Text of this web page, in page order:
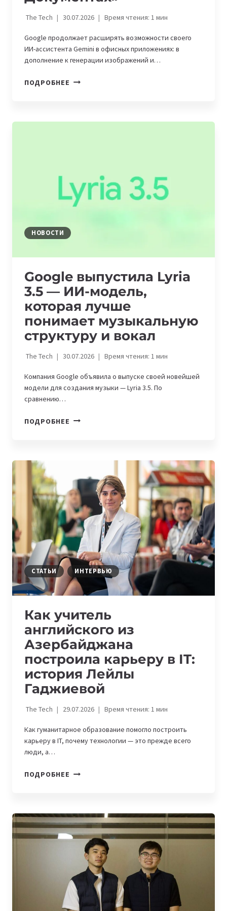
The Tech 30.07.2026 Время чтения: 1мин
Google продолжает расширять возможности своего
ИИ-ассистента Gemini в офисных приложениях: в
дополнение к генерации изображений и…
ПОДРОБНЕЕ GEMINI
ДОКУМЕНТАХ»
НОВОСТИ
Google выпустила Lyria
3.5 — ИИ-модель,
которая лучше
понимает музыкальную
структуру и вокал
The Tech 30.07.2026 Время чтения: 1мин
Компания Google объявила о выпуске своей новейшей
модели для создания музыки — Lyria 3.5. По
сравнению…
ПОДРОБНЕЕ GOOGLE
ИИ-
МОДЕЛЬ,
КОТОРАЯ
ЛУЧШЕ
ПОНИМАЕТ
МУЗЫКАЛЬНУЮ
СТРУКТУРУ
И
ВОКАЛ
СТАТЬИ ИНТЕРВЬЮ
Как учитель
английского из
Азербайджана
построила карьеру в IT:
история Лейлы
Гаджиевой
The Tech 29.07.2026 Время чтения: 1мин
Как гуманитарное образование помогло построить
карьеру в IT, почему технологии — это прежде всего
люди, а…
ПОДРОБНЕЕ КАК
АЗЕРБАЙДЖАНА
ПОСТРОИЛА
КАРЬЕРУ
ИСТОРИЯ
ЛЕЙЛЫ
ГАДЖИЕВОЙ